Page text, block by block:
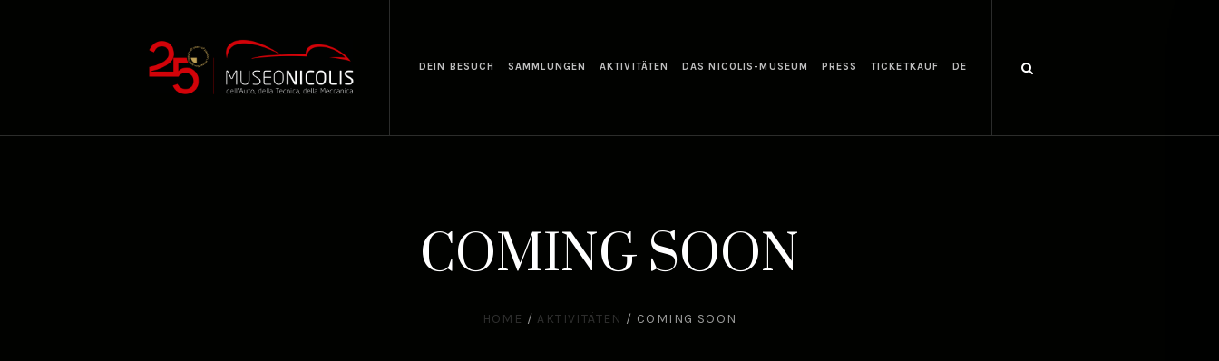
DEIN BESUCH SAMMLUNGEN AKTIVITÄTEN DAS NICOLIS-MUSEUM PRESS TICKETKAUF DE
COMING SOON
HOME / AKTIVITÄTEN / COMING SOON